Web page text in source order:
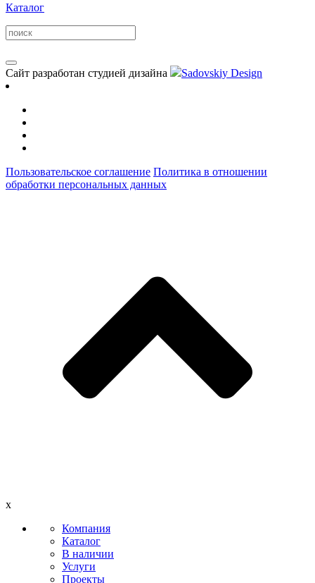
Каталог
Сайт разработан студией дизайна Sadovskiy Design
Пользовательское соглашение Политика в отношении
обработки персональных данных
x
Компания
Каталог
В наличии
Услуги
Проекты